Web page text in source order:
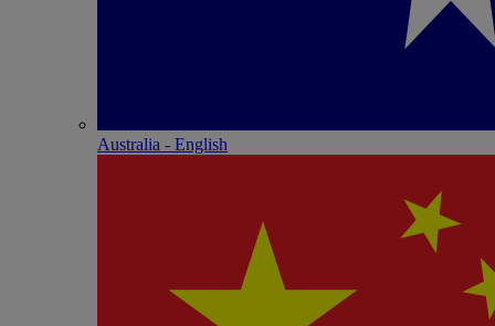
Australia - English